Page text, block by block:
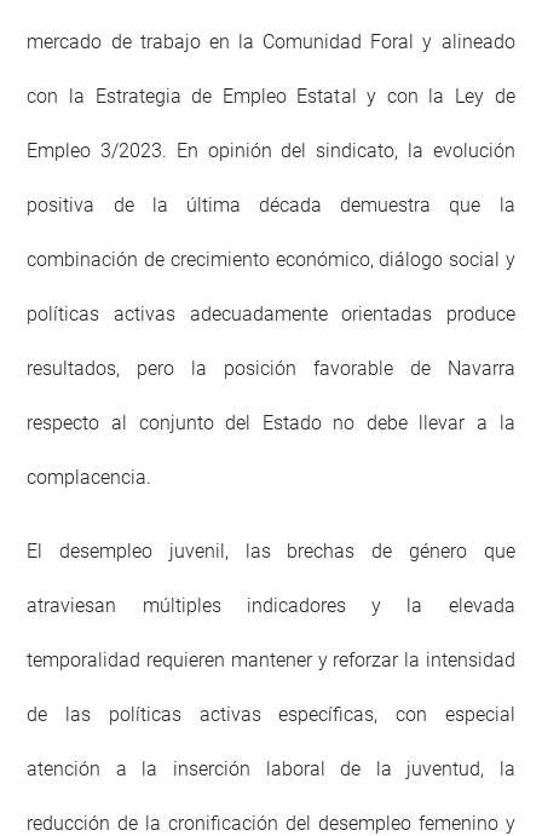
mercado de trabajo en la Comunidad Foral y alineado
con la Estrategia de Empleo Estatal y con la Ley de
Empleo 3/2023. En opinión del sindicato, la evolución
positiva de la última década demuestra que la
combinación de crecimiento económico, diálogo social y
políticas activas adecuadamente orientadas produce
resultados, pero la posición favorable de Navarra
respecto al conjunto del Estado no debe llevar a la
complacencia.
El desempleo juvenil, las brechas de género que
atraviesan múltiples indicadores y la elevada
temporalidad requieren mantener y reforzar la intensidad
de las políticas activas específicas, con especial
atención a la inserción laboral de la juventud, la
reducción de la cronificación del desempleo femenino y